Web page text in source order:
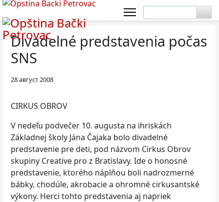
Divadelné predstavenia počas
SNS
28 август 2008
CIRKUS OBROV
V nedeľu podvečer 10. augusta na ihriskách
Základnej školy Jána Čajaka bolo divadelné
predstavenie pre deti, pod názvom Cirkus Obrov
skupiny Creative pro z Bratislavy. Ide o honosné
predstavenie, ktorého náplňou boli nadrozmerné
bábky, chodúle, akrobacie a ohromné cirkusantské
výkony. Herci tohto predstavenia aj napriek